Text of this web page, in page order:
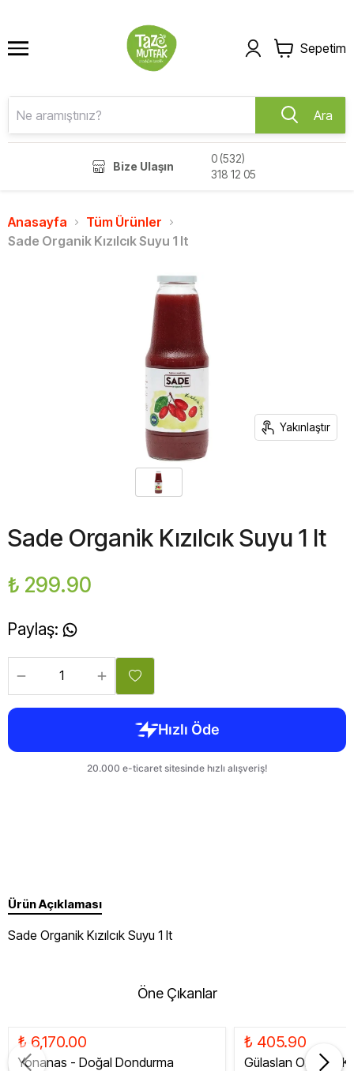
Sepetim
Ara
Bize Ulaşın
0 (532)
318 12 05
Anasayfa
Tüm Ürünler
Sade Organik Kızılcık Suyu 1 lt
Yakınlaştır
Sade Organik Kızılcık Suyu 1 lt
₺ 299.90
Paylaş:
Ürün Açıklaması
Sade Organik Kızılcık Suyu 1 lt
Öne Çıkanlar
₺ 6,170.00
Yonanas - Doğal Dondurma
₺ 405.90
Gülaslan Organik